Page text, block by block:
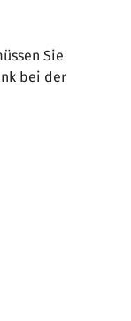
Sie
bei der